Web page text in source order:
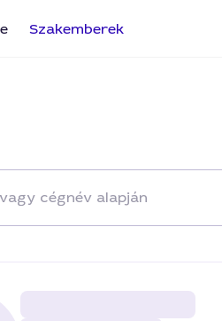
Szakemberek